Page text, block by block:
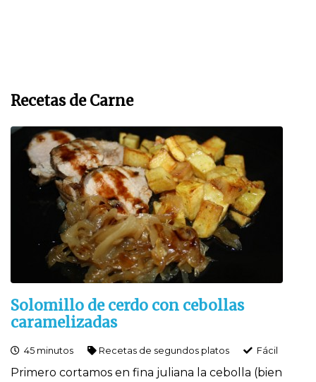
Recetas de Carne
Solomillo de cerdo con cebollas
caramelizadas
45 minutos Recetas de segundos platos Fácil
Primero cortamos en fina juliana la cebolla (bien